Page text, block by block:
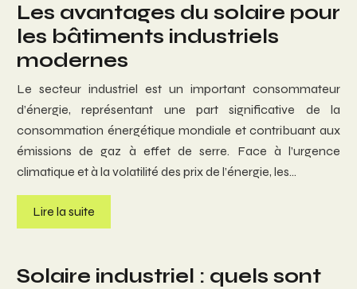
Les avantages du solaire pour
les bâtiments industriels
modernes
Le secteur industriel est un important consommateur
d’énergie, représentant une part significative de la
consommation énergétique mondiale et contribuant aux
émissions de gaz à effet de serre. Face à l’urgence
climatique et à la volatilité des prix de l’énergie, les…
Lire la suite
Solaire industriel : quels sont